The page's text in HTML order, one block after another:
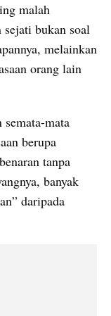
malah
sejati bukan soal
melainkan
orang lain
mata
berupa
tanpa
banyak
daripada